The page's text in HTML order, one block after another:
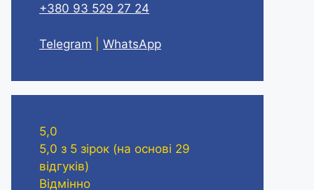
+380 93 529 27 24
Telegram WhatsApp
5,0
5,0 з 5 зірок (на основі 29
відгуків)
Відмінно